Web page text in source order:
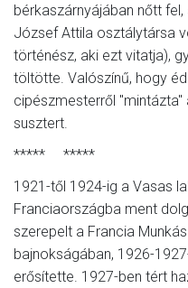
bérkaszárnyájában nőtt
József Attila osztálytársa
történész, aki ezt vitatja),
töltötte. Valószínű, hogy
cipészmesterről
susztert.
***** *****
1921-től 1924-ig a Vasas
Franciaországba ment
szerepelt a Francia
bajnokságában, 1926-
erősítette. 1927-ben tért